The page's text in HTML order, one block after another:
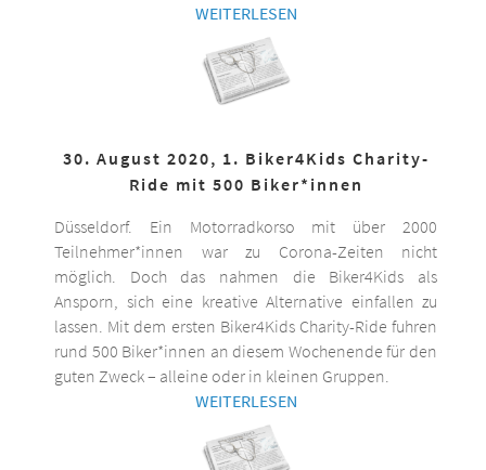
WEITERLESEN
30. August 2020, 1. Biker4Kids Charity-
Ride mit 500 Biker*innen
Düsseldorf. Ein Motorradkorso mit über 2000
Teilnehmer*innen war zu Corona-Zeiten nicht
möglich. Doch das nahmen die Biker4Kids als
Ansporn, sich eine kreative Alternative einfallen zu
lassen. Mit dem ersten Biker4Kids Charity-Ride fuhren
rund 500 Biker*innen an diesem Wochenende für den
guten Zweck – alleine oder in kleinen Gruppen.
WEITERLESEN